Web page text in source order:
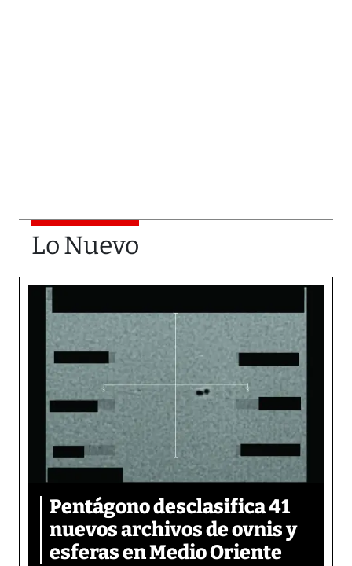
Lo Nuevo
Pentágono desclasifica 41
nuevos archivos de ovnis y
esferas en Medio Oriente